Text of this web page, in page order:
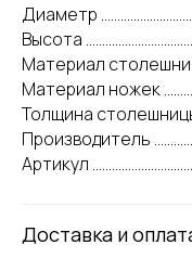
Диаметр
Высота
Материал
Материал ножек
Толщина столешницы
Производитель
Артикул
Доставка и